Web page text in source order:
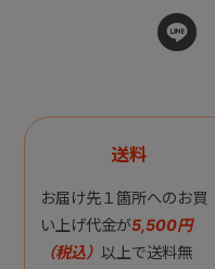
送料
お届け先１箇所へのお買
い上げ代金が5,500円
（税込） 以上で送料無